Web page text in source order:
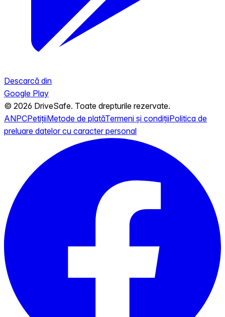
Descarcă din
Google Play
© 2026 DriveSafe. Toate drepturile rezervate.
ANPCPetițiiMetode de platăTermeni și condițiiPolitica de
preluare datelor cu caracter personal